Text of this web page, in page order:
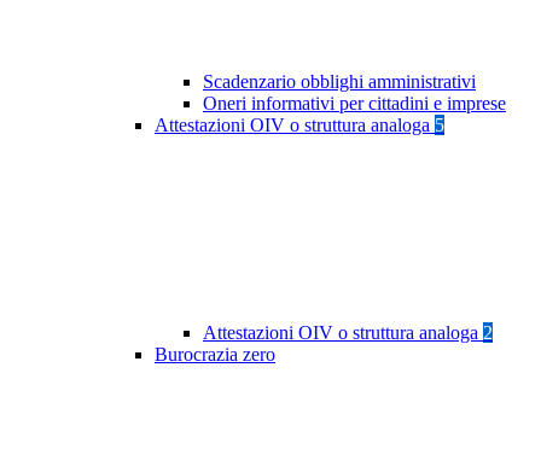
Scadenzario obblighi amministrativi
Oneri informativi per cittadini e imprese
Attestazioni OIV o struttura analoga 5
Attestazioni OIV o struttura analoga 2
Burocrazia zero